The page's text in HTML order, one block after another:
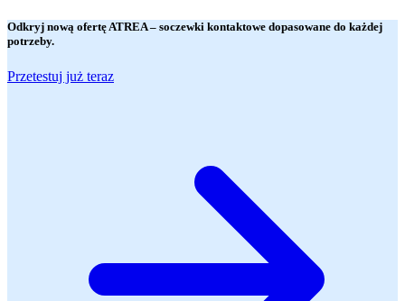
Odkryj nową ofertęATREA– soczewki kontaktowe dopasowane do każdej
potrzeby.
Przetestuj już teraz